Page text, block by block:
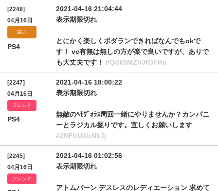
[2248]
04月16日
協力
PS4
2021-04-16 21:04:44
表示期限切れ
とにかく楽しくボダランできればなんでもokで
す！ vc有無は無しの方が楽で良いですが、ありで
も大丈夫です！ #Qdk5MZVJfOFRn
[2247]
04月16日
フレンド
PS4
2021-04-16 18:00:22
表示期限切れ
無敵のﾍﾓｳﾞｫﾗｽ周回一緒にやりませんか？カンパニ
ーとラジカル掘りです。宜しくお願いします
#2NFItU3lzNkJj
[2245]
04月16日
フレンド
2021-04-16 01:02:56
表示期限切れ
アトムバーン デスレスのレディエーション 求めて